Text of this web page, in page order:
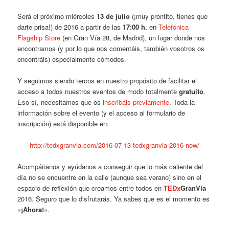
Será el próximo miércoles13 de julio (¡muy prontito, tienes que
darte prisa!) de 2016 a partir de las17:00 h. enTelefónica
Flagship Store (en Gran Vía 28, de Madrid), un lugar donde nos
encontramos (y por lo que nos comentáis, también vosotros os
encontráis) especialmente cómodos.
Y seguimos siendo tercos en nuestro propósito de facilitar el
acceso a todos nuestros eventos de modo totalmentegratuito.
Eso sí, necesitamos que osinscribáis previamente. Toda la
información sobre el evento (y el acceso al formulario de
inscripción) está disponible en:
http://tedxgranvia.com/2016-07-13-tedxgranvia-2016-now/
Acompáñanos y ayúdanos a conseguir que lo más caliente del
día no se encuentre en la calle (aunque sea verano) sino en el
espacio de reflexión que creamos entre todos enTEDxGranVia
2016. Seguro que lo disfrutarás. Ya sabes que es el momento es
«¡Ahora!«.